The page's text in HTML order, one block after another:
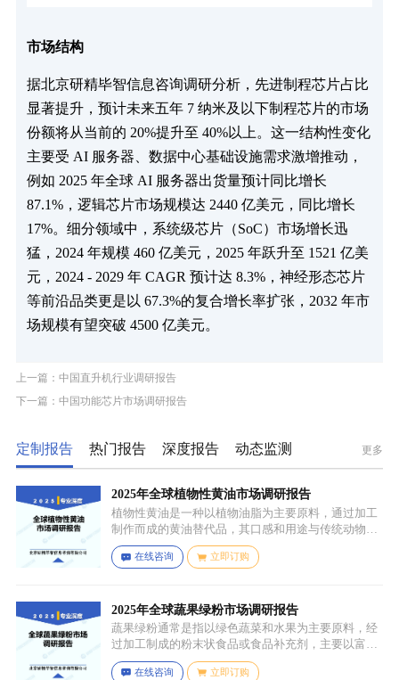
市场结构
据北京研精毕智信息咨询调研分析，先进制程芯片占比
显著提升，预计未来五年 7 纳米及以下制程芯片的市场
份额将从当前的 20%提升至 40%以上。这一结构性变化
主要受 AI 服务器、数据中心基础设施需求激增推动，
例如 2025 年全球 AI 服务器出货量预计同比增长
87.1%，逻辑芯片市场规模达 2440 亿美元，同比增长
17%。细分领域中，系统级芯片（SoC）市场增长迅
猛，2024 年规模 460 亿美元，2025 年跃升至 1521 亿美
元，2024 - 2029 年 CAGR 预计达 8.3%，神经形态芯片
等前沿品类更是以 67.3%的复合增长率扩张，2032 年市
场规模有望突破 4500 亿美元。
上一篇：中国直升机行业调研报告
下一篇：中国功能芯片市场调研报告
定制报告 热门报告 深度报告 动态监测 更多
2025年全球植物性黄油市场调研报告
植物性黄油是一种以植物油脂为主要原料，通过加工
制作而成的黄油替代品，其口感和用途与传统动物黄
油较为相似，常见的有大豆油、菜籽油、椰子油、棕
榈油等，这些植物油脂经过精炼、氢化或酯交换等工
用香精、色素等，以改善口感、延长保质期和调整风
味。
在线咨询 立即订购
2025年全球蔬果绿粉市场调研报告
蔬果绿粉通常是指以绿色蔬菜和水果为主要原料，经
过加工制成的粉末状食品或食品补充剂，主要以富含
叶绿素、膳食纤维、维生素、矿物质等营养成分的绿
色蔬菜和水果为原料，常见的包括菠菜、羽衣甘蓝、
在线咨询 立即订购